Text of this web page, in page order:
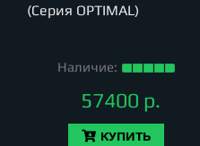
(Серия OPTIMAL)
Наличие:
57400 р.
КУПИТЬ